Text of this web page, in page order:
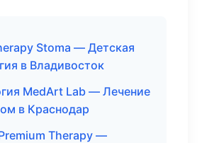
Stoma — Детская
в Владивосток
MedArt Lab — Лечение
в Краснодар
Therapy —